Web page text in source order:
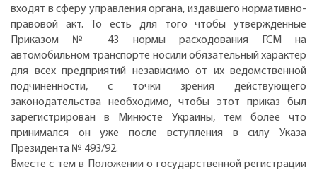
входят в сферу управления органа, издавшего нормативно-
правовой акт. То есть для того чтобы утвержденные
Приказом № 43 нормы расходования ГСМ на
автомобильном транспорте носили обязательный характер
для всех предприятий независимо от их ведомственной
подчиненности, с точки зрения действующего
законодательства необходимо, чтобы этот приказ был
зарегистрирован в Минюсте Украины, тем более что
принимался он уже после вступления в силу Указа
Президента № 493/92.
Вместе с тем в Положении о государственной регистрации